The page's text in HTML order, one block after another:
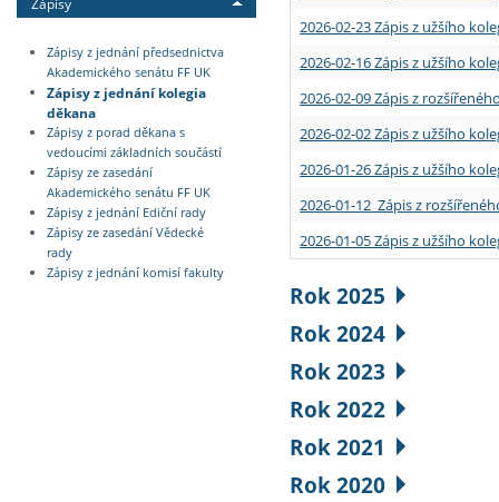
Zápisy z jednání předsednictva
Akademického senátu FF UK
Zápisy z jednání kolegia
děkana
Zápisy z porad děkana s
vedoucími základních součástí
Zápisy ze zasedání
Akademického senátu FF UK
Zápisy z jednání Ediční rady
Zápisy ze zasedání Vědecké
rady
Zápisy z jednání komisí fakulty
2026-02-23 Zápis z užšího
2026-02-16 Zápis z užšího
2026-02-09 Zápis z
2026-02-02 Zápis z užšího
2026-01-26 Zápis z užšího
2026-01-12 Zápis z
2026-01-05 Zápis z užšího
Rok 2025
Rok 2024
Rok 2023
Rok 2022
Rok 2021
Rok 2020